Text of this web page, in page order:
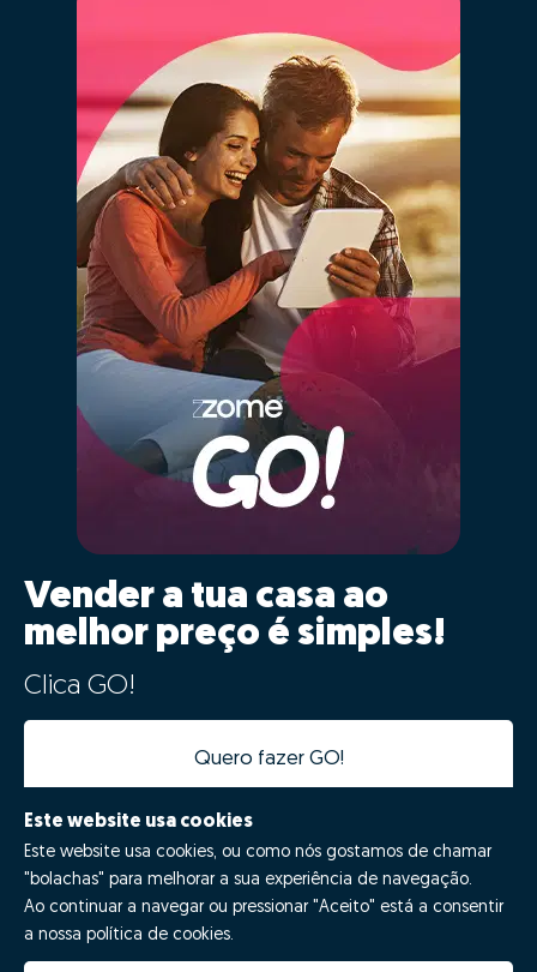
Vender a tua casa ao
melhor preço é simples!
Clica GO!
Quero fazer GO!
Este website usa cookies
Este website usa cookies, ou como nós gostamos de chamar
"bolachas" para melhorar a sua experiência de navegação.
Ao continuar a navegar ou pressionar "Aceito" está a consentir
a nossa política de cookies.